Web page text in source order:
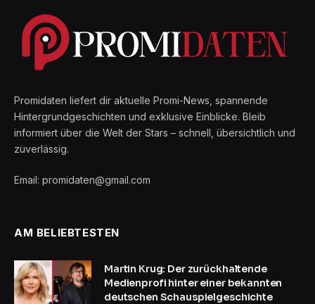
Promidaten liefert dir aktuelle Promi-News, spannende
Hintergrundgeschichten und exklusive Einblicke. Bleib
informiert über die Welt der Stars – schnell, übersichtlich und
zuverlässig.
Email: promidaten@gmail.com
AM BELIEBTESTEN
Martin Krug: Der zurückhaltende
Medienprofi hinter einer bekannten
deutschen Schauspielgeschichte